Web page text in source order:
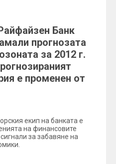
Банк
прогнозата
за 2012 г.
е променен от
екип на банката е
на финансовите
за забавяне на